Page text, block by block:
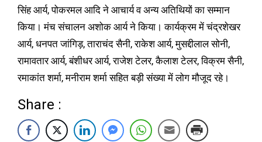
सिंह आर्य, पोकरमल आदि ने आचार्य व अन्य अतिथियों का सम्मान
किया। मंच संचालन अशोक आर्य ने किया। कार्यक्रम में चंद्रशेखर
आर्य, धनपत जांगिड़, ताराचंद सैनी, राकेश आर्य, मुसद्दीलाल सोनी,
रामावतार आर्य, बंशीधर आर्य, राजेश टेलर, कैलाश टेलर, विक्रम सैनी,
रमाकांत शर्मा, मनीराम शर्मा सहित बड़ी संख्या में लोग मौजूद रहे।
Share :